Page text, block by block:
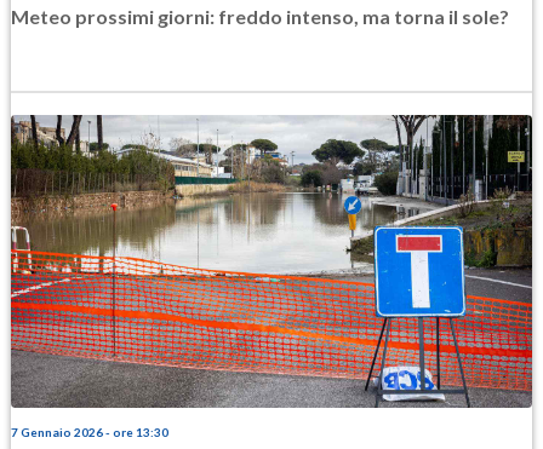
Meteo prossimi giorni: freddo intenso, ma torna il sole?
7 Gennaio 2026 - ore 13:30